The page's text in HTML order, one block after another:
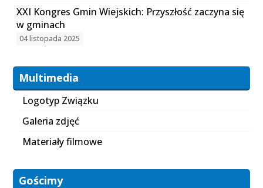
XXI Kongres Gmin Wiejskich: Przyszłość zaczyna się
w gminach
04 listopada 2025
Multimedia
Logotyp Związku
Galeria zdjęć
Materiały filmowe
Gościmy